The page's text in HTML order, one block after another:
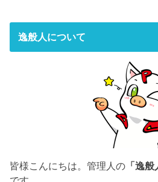
逸般人について
皆様こんにちは。管理人の 「逸